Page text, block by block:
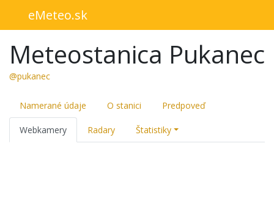
eMeteo.sk
Meteostanica Pukanec
@pukanec
Namerané údaje O stanici Predpoveď
Webkamery Radary Štatistiky